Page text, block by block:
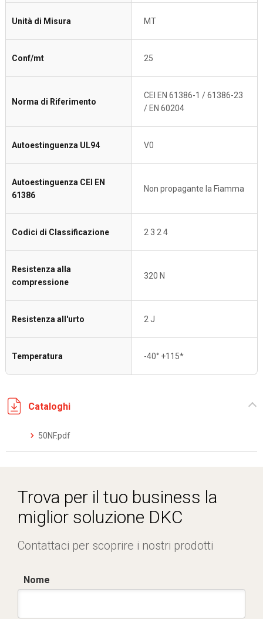
Unità di Misura MT
Conf/mt 25
Norma di Riferimento
CEI EN 61386-1 / 61386-23
/ EN 60204
Autoestinguenza UL94 V0
Autoestinguenza CEI EN
61386
Non propagante la Fiamma
Codici di Classificazione 2 3 2 4
Resistenza alla
compressione
320 N
Resistenza all'urto 2 J
Temperatura -40° +115*
Cataloghi
50NF.pdf
Trova per il tuo business la
miglior soluzione DKC
Contattaci per scoprire i nostri prodotti
Nome